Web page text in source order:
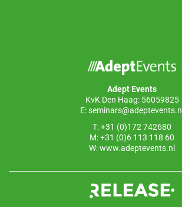
Adept Events
KvK Den Haag: 56059825
E:seminars@adeptevents.nl
T: +31 (0)172 742680
M: +31 (0)6 113 118 60
W:www.adeptevents.nl